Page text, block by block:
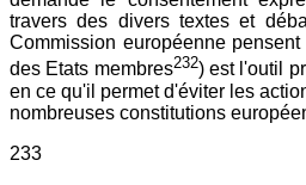
travers des divers textes et
Commission européenne
des Etats membres232) est l'outil
en ce qu'il permet d'éviter les
nombreuses constitutions
233